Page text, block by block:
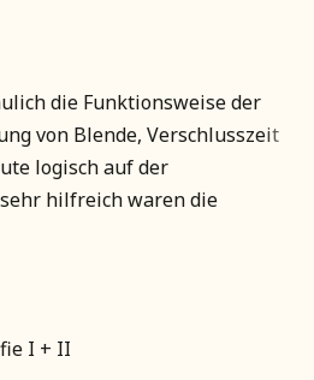
die Funktionsweise der
von Blende, Verschlusszeit
logisch auf der
hilfreich waren die
I + II